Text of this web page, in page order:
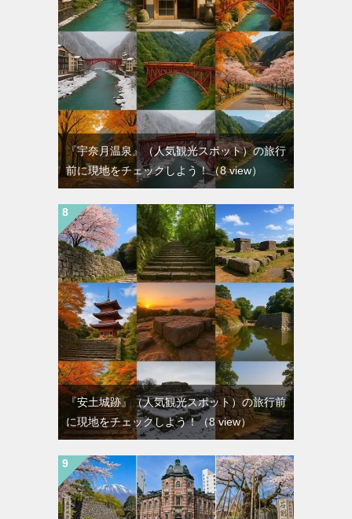
『宇奈月温泉』（人気観光スポット）の旅行
前に現地をチェックしよう！（8 view）
『安土城跡』（人気観光スポット）の旅行前
に現地をチェックしよう！（8 view）